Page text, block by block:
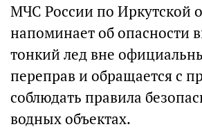
МЧС России по Иркутской
напоминает об опасности
тонкий лед вне
переправ и обращается с
соблюдать правила
водных объектах.